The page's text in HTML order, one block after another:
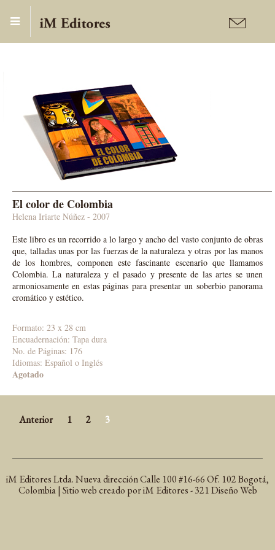
El color de Colombia
Helena Iriarte Núñez - 2007
Este libro es un recorrido a lo largo y ancho del vasto conjunto de obras
que, talladas unas por las fuerzas de la naturaleza y otras por las manos
de los hombres, componen este fascinante escenario que llamamos
Colombia. La naturaleza y el pasado y presente de las artes se unen
armoniosamente en estas páginas para presentar un soberbio panorama
cromático y estético.
Formato: 23 x 28 cm
Encuadernación: Tapa dura
No. de Páginas: 176
Idiomas: Español o Inglés
Agotado
Anterior 1 2 3
iM Editores Ltda. Nueva dirección Calle 100 #16-66 Of. 102 Bogotá,
Colombia | Sitio web creado por iM Editores - 321 Diseño Web